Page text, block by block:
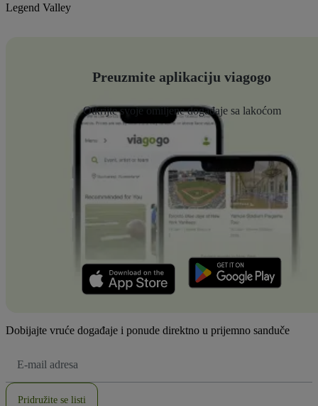
Legend Valley
Preuzmite aplikaciju viagogo
Otkrijte svoje omiljene događaje sa lakoćom
Dobijajte vruće događaje i ponude direktno u prijemno sanduče
mail
Pridružite se listi